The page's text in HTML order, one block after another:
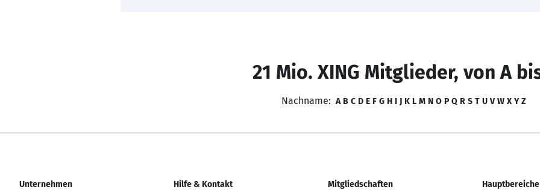
21 Mio. XING Mitglieder, von A
Nachname: A B C D E F G H I J K L M N O P Q R S T U V W X Y Z
Unternehmen Hilfe & Kontakt Mitgliedschaften Hauptbereiche